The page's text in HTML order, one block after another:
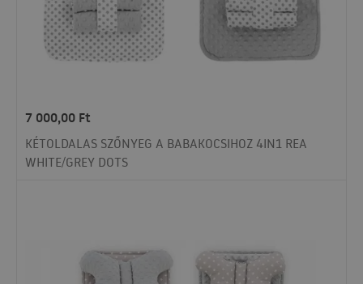
7 000,00 Ft
KÉTOLDALAS SZŐNYEG A BABAKOCSIHOZ 4IN1 REA
WHITE/GREY DOTS